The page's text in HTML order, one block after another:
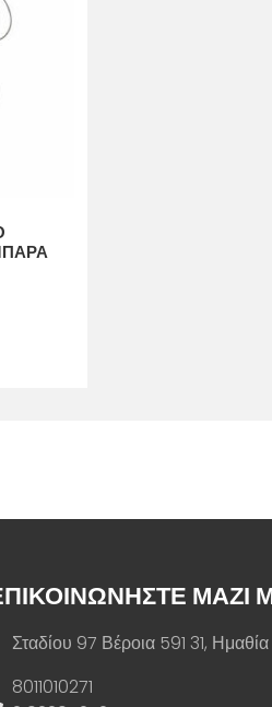
ΜΑΖΙ
Σταδίου 97 Βέροια 591 31, Ημαθία
8011010271